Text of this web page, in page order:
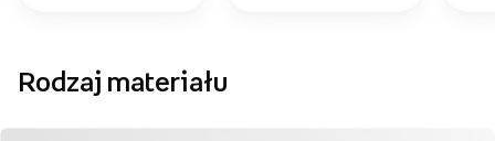
Rodzaj materiału